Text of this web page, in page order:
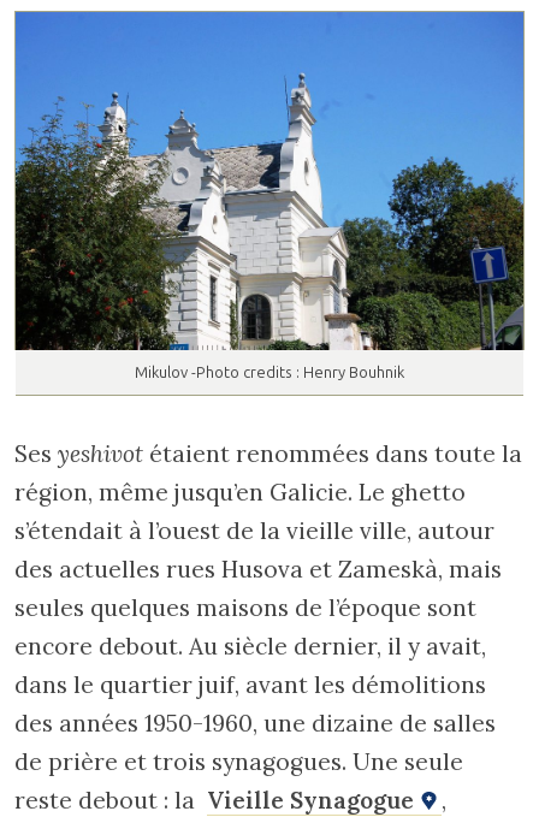
Mikulov -Photo credits : Henry Bouhnik
Ses yeshivot étaient renommées dans toute la
région, même jusqu’en Galicie. Le ghetto
s’étendait à l’ouest de la vieille ville, autour
des actuelles rues Husova et Zameskà, mais
seules quelques maisons de l’époque sont
encore debout. Au siècle dernier, il y avait,
dans le quartier juif, avant les démolitions
des années 1950-1960, une dizaine de salles
de prière et trois synagogues. Une seule
reste debout : la Vieille Synagogue
,